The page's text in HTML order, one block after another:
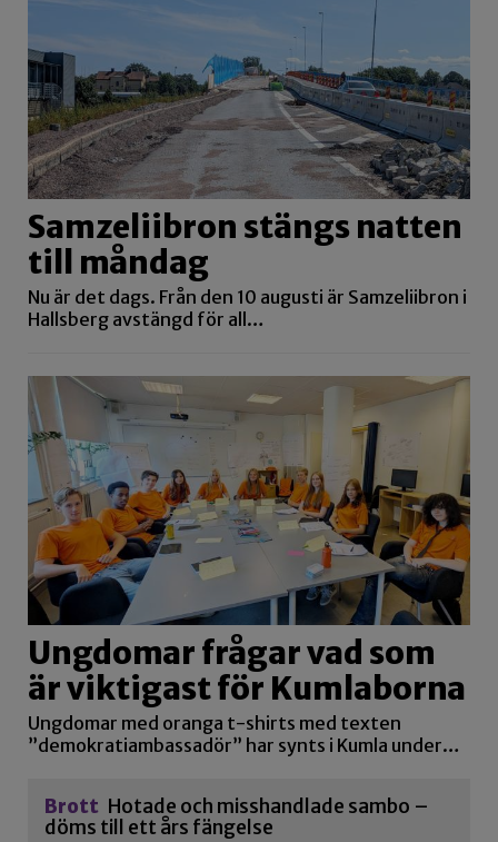
Samzeliibron stängs natten
till måndag
Nu är det dags. Från den 10 augusti är Samzeliibron i
Hallsberg avstängd för all…
Ungdomar frågar vad som
är viktigast för Kumlaborna
Ungdomar med oranga t-shirts med texten
”demokratiambassadör” har synts i Kumla under…
Brott Hotade och misshandlade sambo –
döms till ett års fängelse